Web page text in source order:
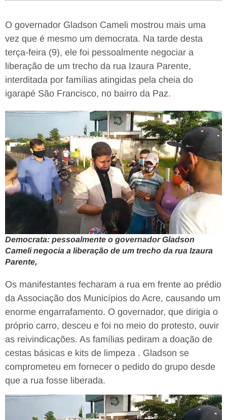
O governador Gladson Cameli mostrou mais uma
vez que é mesmo um democrata. Na tarde desta
terça-feira (9), ele foi pessoalmente negociar a
liberação de um trecho da rua Izaura Parente,
interditada por famílias atingidas pela cheia do
igarapé São Francisco, no bairro da Paz.
Democrata: pessoalmente o governador Gladson
Cameli negocia a liberação de um trecho da rua Izaura
Parente,
Os manifestantes fecharam a rua em frente ao prédio
da Associação dos Municípios do Acre, causando um
enorme engarrafamento. O governador, que dirigia o
próprio carro, desceu e foi no meio do protesto, ouvir
as reivindicações. As famílias pediram a doação de
cestas básicas e kits de limpeza . Gladson se
comprometeu em fornecer o pedido do grupo desde
que a rua fosse liberada.